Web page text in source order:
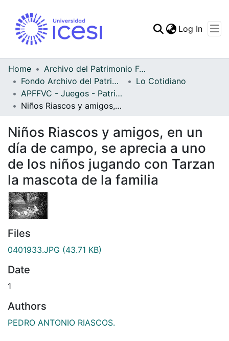
Statistics
Log In
Home
Archivo del Patrimonio Fotográfico y Fílmico del Valle del Cauca
Fondo Archivo del Patrimonio Fotográfico y Fílmico del Valle del Cauca
Lo Cotidiano
APFFVC - Juegos - Patrimonial
Niños Riascos y amigos, en un día de campo, se aprecia a uno de los niños jugando con Tarzan la mascota de la familia
Niños Riascos y amigos, en un
día de campo, se aprecia a uno
de los niños jugando con Tarzan
la mascota de la familia
Files
0401933.JPG (43.71 KB)
Date
1
Authors
PEDRO ANTONIO RIASCOS.